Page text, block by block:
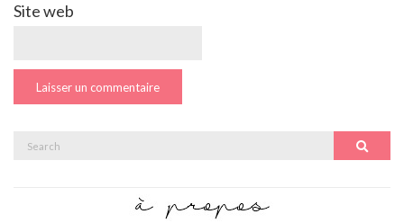
Site web
Search
Search